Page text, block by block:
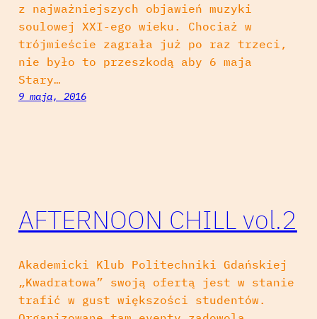
z najważniejszych objawień muzyki
soulowej XXI-ego wieku. Chociaż w
trójmieście zagrała już po raz trzeci,
nie było to przeszkodą aby 6 maja
Stary…
9 maja, 2016
AFTERNOON CHILL vol.2
Akademicki Klub Politechniki Gdańskiej
„Kwadratowa” swoją ofertą jest w stanie
trafić w gust większości studentów.